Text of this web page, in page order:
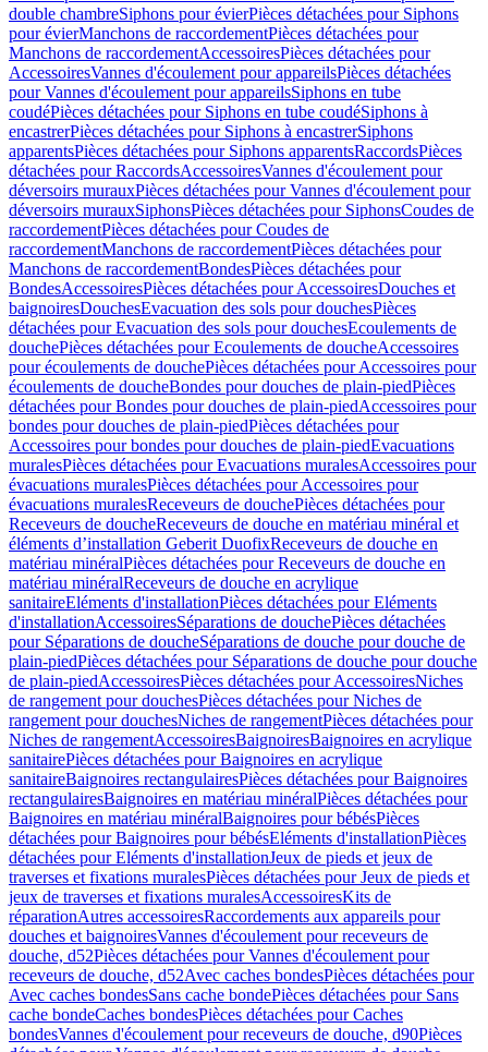
double chambreSiphons pour évierPièces détachées pour Siphons
pour évierManchons de raccordementPièces détachées pour
Manchons de raccordementAccessoiresPièces détachées pour
AccessoiresVannes d'écoulement pour appareilsPièces détachées
pour Vannes d'écoulement pour appareilsSiphons en tube
coudéPièces détachées pour Siphons en tube coudéSiphons à
encastrerPièces détachées pour Siphons à encastrerSiphons
apparentsPièces détachées pour Siphons apparentsRaccordsPièces
détachées pour RaccordsAccessoiresVannes d'écoulement pour
déversoirs murauxPièces détachées pour Vannes d'écoulement pour
déversoirs murauxSiphonsPièces détachées pour SiphonsCoudes de
raccordementPièces détachées pour Coudes de
raccordementManchons de raccordementPièces détachées pour
Manchons de raccordementBondesPièces détachées pour
BondesAccessoiresPièces détachées pour AccessoiresDouches et
baignoiresDouchesEvacuation des sols pour douchesPièces
détachées pour Evacuation des sols pour douchesEcoulements de
douchePièces détachées pour Ecoulements de doucheAccessoires
pour écoulements de douchePièces détachées pour Accessoires pour
écoulements de doucheBondes pour douches de plain-piedPièces
détachées pour Bondes pour douches de plain-piedAccessoires pour
bondes pour douches de plain-piedPièces détachées pour
Accessoires pour bondes pour douches de plain-piedEvacuations
muralesPièces détachées pour Evacuations muralesAccessoires pour
évacuations muralesPièces détachées pour Accessoires pour
évacuations muralesReceveurs de douchePièces détachées pour
Receveurs de doucheReceveurs de douche en matériau minéral et
éléments d’installation Geberit DuofixReceveurs de douche en
matériau minéralPièces détachées pour Receveurs de douche en
matériau minéralReceveurs de douche en acrylique
sanitaireEléments d'installationPièces détachées pour Eléments
d'installationAccessoiresSéparations de douchePièces détachées
pour Séparations de doucheSéparations de douche pour douche de
plain-piedPièces détachées pour Séparations de douche pour douche
de plain-piedAccessoiresPièces détachées pour AccessoiresNiches
de rangement pour douchesPièces détachées pour Niches de
rangement pour douchesNiches de rangementPièces détachées pour
Niches de rangementAccessoiresBaignoiresBaignoires en acrylique
sanitairePièces détachées pour Baignoires en acrylique
sanitaireBaignoires rectangulairesPièces détachées pour Baignoires
rectangulairesBaignoires en matériau minéralPièces détachées pour
Baignoires en matériau minéralBaignoires pour bébésPièces
détachées pour Baignoires pour bébésEléments d'installationPièces
détachées pour Eléments d'installationJeux de pieds et jeux de
traverses et fixations muralesPièces détachées pour Jeux de pieds et
jeux de traverses et fixations muralesAccessoiresKits de
réparationAutres accessoiresRaccordements aux appareils pour
douches et baignoiresVannes d'écoulement pour receveurs de
douche, d52Pièces détachées pour Vannes d'écoulement pour
receveurs de douche, d52Avec caches bondesPièces détachées pour
Avec caches bondesSans cache bondePièces détachées pour Sans
cache bondeCaches bondesPièces détachées pour Caches
bondesVannes d'écoulement pour receveurs de douche, d90Pièces